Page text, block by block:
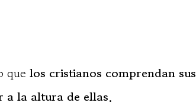
que los cristianos comprendan sus
a la altura de ellas.